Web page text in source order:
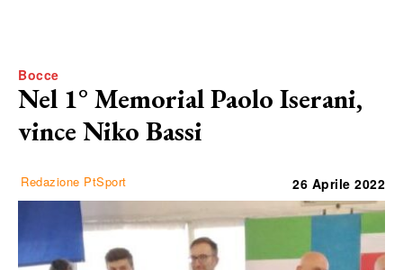
Bocce
Nel 1° Memorial Paolo Iserani,
vince Niko Bassi
Redazione PtSport 26 Aprile 2022